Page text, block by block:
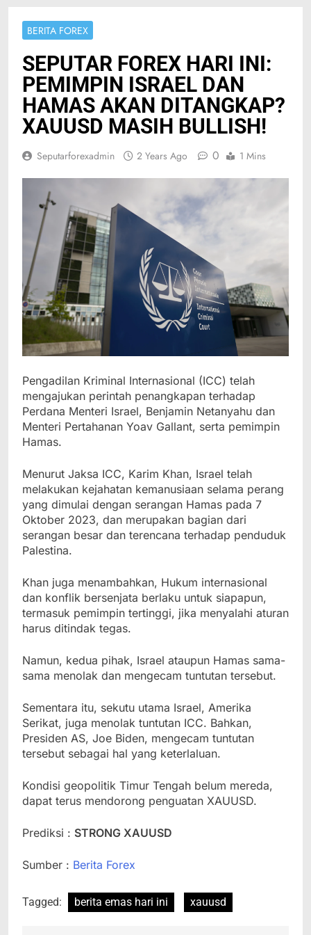
BERITA FOREX
SEPUTAR FOREX HARI INI:
PEMIMPIN ISRAEL DAN
HAMAS AKAN DITANGKAP?
XAUUSD MASIH BULLISH!
Seputarforexadmin 2 Years Ago 0 1 Mins
Pengadilan Kriminal Internasional (ICC) telah
mengajukan perintah penangkapan terhadap
Perdana Menteri Israel, Benjamin Netanyahu dan
Menteri Pertahanan Yoav Gallant, serta pemimpin
Hamas.
Menurut Jaksa ICC, Karim Khan, Israel telah
melakukan kejahatan kemanusiaan selama perang
yang dimulai dengan serangan Hamas pada 7
Oktober 2023, dan merupakan bagian dari
serangan besar dan terencana terhadap penduduk
Palestina.
Khan juga menambahkan, Hukum internasional
dan konflik bersenjata berlaku untuk siapapun,
termasuk pemimpin tertinggi, jika menyalahi aturan
harus ditindak tegas.
Namun, kedua pihak, Israel ataupun Hamas sama-
sama menolak dan mengecam tuntutan tersebut.
Sementara itu, sekutu utama Israel, Amerika
Serikat, juga menolak tuntutan ICC. Bahkan,
Presiden AS, Joe Biden, mengecam tuntutan
tersebut sebagai hal yang keterlaluan.
Kondisi geopolitik Timur Tengah belum mereda,
dapat terus mendorong penguatan XAUUSD.
Prediksi : STRONG XAUUSD
Sumber : Berita Forex
Tagged: berita emas hari ini xauusd